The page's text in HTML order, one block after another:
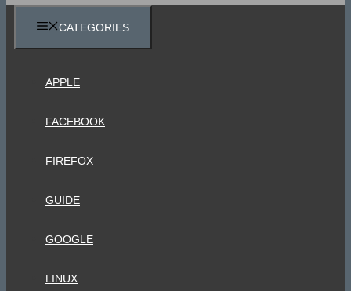
CATEGORIES
APPLE
FACEBOOK
FIREFOX
GUIDE
GOOGLE
LINUX